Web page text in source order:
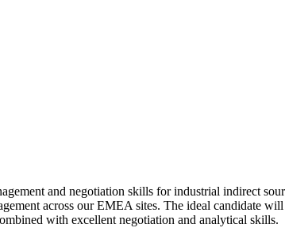
and negotiation skills for industrial indirect
across our EMEA sites. The ideal candidate
with excellent negotiation and analytical skills.